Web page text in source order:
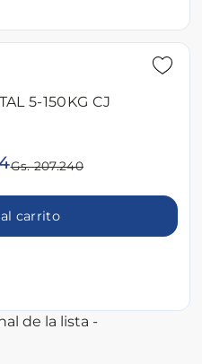
5-150KG CJ
Gs. 207.240
carrito
de la lista -